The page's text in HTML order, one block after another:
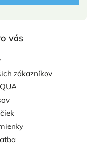
vás
zákazníkov